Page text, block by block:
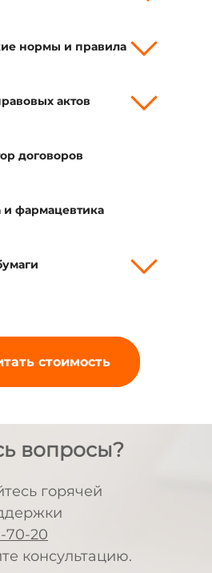
нормы и правила
актов
договоров
фармацевтика
стоимость
вопросы?
горячей
70-20
консультацию.